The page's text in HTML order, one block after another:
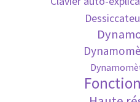
Recherche avancée
Technique
Validation de la